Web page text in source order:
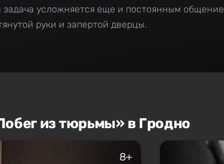
задача усложняется еще и постоянным
руки и запертой дверцы.
из тюрьмы» в Гродно
8+